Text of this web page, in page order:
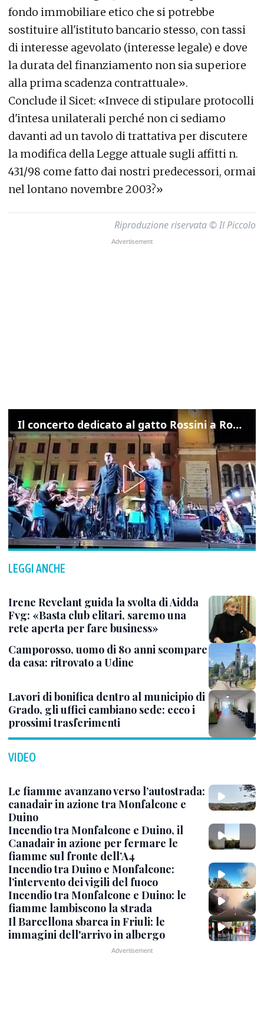
fondo immobiliare etico che si potrebbe
sostituire all'istituto bancario stesso, con tassi
di interesse agevolato (interesse legale) e dove
la durata del finanziamento non sia superiore
alla prima scadenza contrattuale».
Conclude il Sicet: «Invece di stipulare protocolli
d'intesa unilaterali perché non ci sediamo
davanti ad un tavolo di trattativa per discutere
la modifica della Legge attuale sugli affitti n.
431/98 come fatto dai nostri predecessori, ormai
nel lontano novembre 2003?»
Riproduzione riservata © Il Piccolo
Il concerto dedicato al gatto Rossini a Rovigo: ecco un estratto
LEGGI ANCHE
Irene Revelant guida la svolta di Aidda
Fvg: «Basta club elitari, saremo una
rete aperta per fare business»
Camporosso, uomo di 80 anni scompare
da casa: ritrovato a Udine
Lavori di bonifica dentro al municipio di
Grado, gli uffici cambiano sede: ecco i
prossimi trasferimenti
VIDEO
Le fiamme avanzano verso l’autostrada:
canadair in azione tra Monfalcone e
Duino
Incendio tra Monfalcone e Duino, il
Canadair in azione per fermare le
fiamme sul fronte dell’A4
Incendio tra Duino e Monfalcone:
l’intervento dei vigili del fuoco
Incendio tra Monfalcone e Duino: le
fiamme lambiscono la strada
Il Barcellona sbarca in Friuli: le
immagini dell'arrivo in albergo